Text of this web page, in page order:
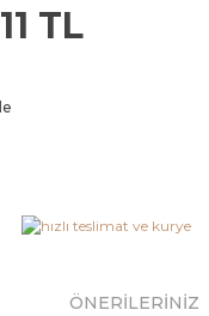
TL
ÖNERİLERİNİZ